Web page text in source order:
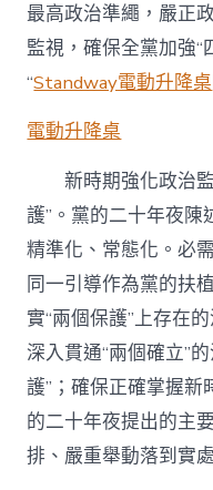
最高政治準繩，嚴正
監視，確保全黨加強“
“Standway電動升降桌
電動升降桌
新時期強化政治
護”。黨的二十年夜陳
精準化、常態化。必
同一引導作為黨的扶
實“兩個保護”上存在
深入貫通“兩個確立”
護”；確保正確掌握
的二十年夜提出的主
排、嚴重舉動落到實